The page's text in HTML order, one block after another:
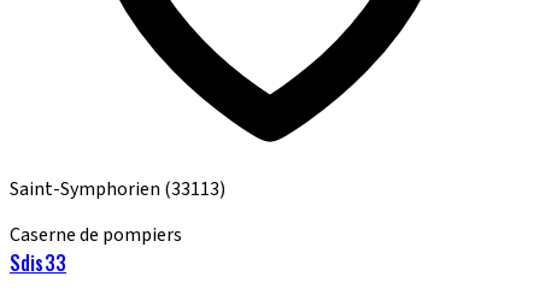
Saint-Symphorien (33113)
Caserne de pompiers
Sdis33